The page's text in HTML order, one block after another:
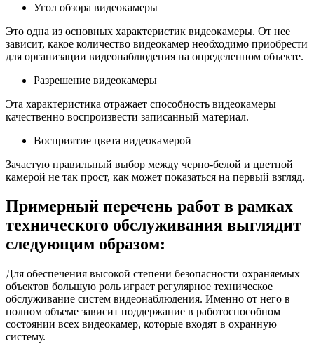
Угол обзора видеокамеры
Это одна из основных характеристик видеокамеры. От нее
зависит, какое количество видеокамер необходимо приобрести
для организации видеонаблюдения на определенном объекте.
Разрешение видеокамеры
Эта характеристика отражает способность видеокамеры
качественно воспроизвести записанный материал.
Восприятие цвета видеокамерой
Зачастую правильный выбор между черно-белой и цветной
камерой не так прост, как может показаться на первый взгляд.
Примерный перечень работ в рамках
технического обслуживания выглядит
следующим образом:
Для обеспечения высокой степени безопасности охраняемых
объектов большую роль играет регулярное техническое
обслуживание систем видеонаблюдения. Именно от него в
полном объеме зависит поддержание в работоспособном
состоянии всех видеокамер, которые входят в охранную
систему.